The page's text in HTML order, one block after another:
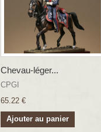
Chevau-léger...
CPGI
65.22 €
Ajouter au panier